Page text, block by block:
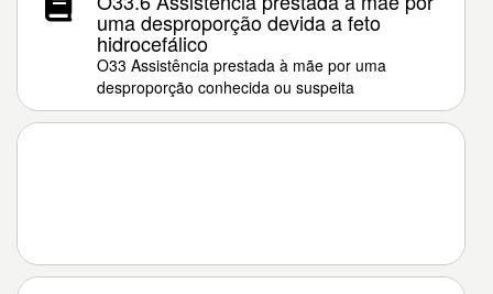
uma desproporção devida a feto
hidrocefálico
O33 Assistência prestada à mãe por uma
desproporção conhecida ou suspeita